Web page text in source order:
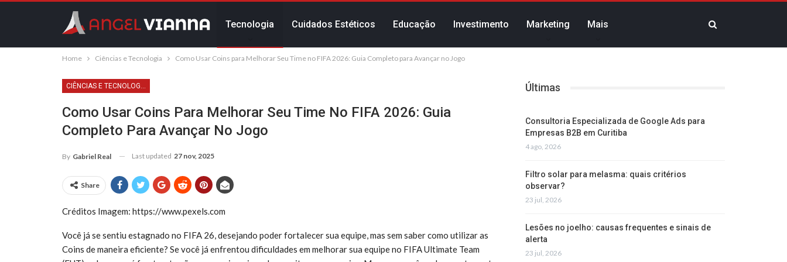
Tecnologia Cuidados Estéticos Educação Investimento Marketing Mais
Home Ciências e Tecnologia Como Usar Coins para Melhorar Seu Time no FIFA 2026: Guia Completo para Avançar no Jogo
CIÊNCIAS E TECNOLOGIA
Como Usar Coins Para Melhorar Seu Time No FIFA 2026: Guia
Completo Para Avançar No Jogo
By Gabriel Real Last updated 27 nov, 2025
Share
Créditos Imagem: https://www.pexels.com
Você já se sentiu estagnado no FIFA 26, desejando poder fortalecer sua equipe, mas sem saber como utilizar as
Coins de maneira eficiente? Se você já enfrentou dificuldades em melhorar sua equipe no FIFA Ultimate Team
Últimas
Consultoria Especializada de Google Ads para
Empresas B2B em Curitiba
4 ago, 2026
Filtro solar para melasma: quais critérios
observar?
23 jul, 2026
Lesões no joelho: causas frequentes e sinais de
alerta
23 jul, 2026